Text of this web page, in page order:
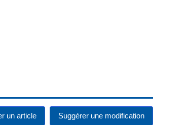
un article Suggérer une modification